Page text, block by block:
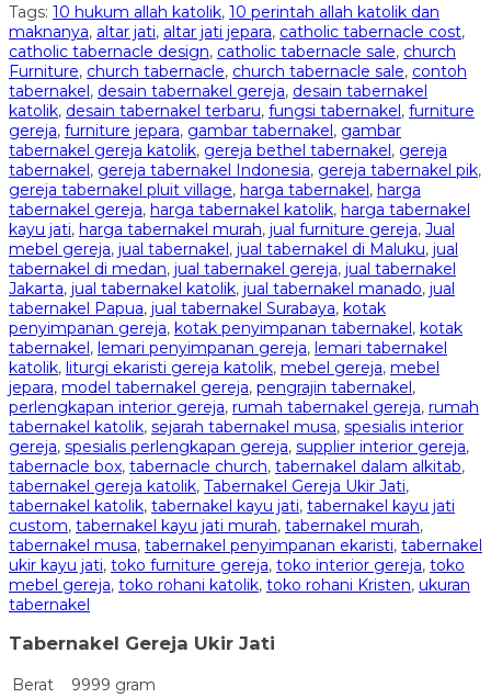
Tags: 10 hukum allah katolik, 10 perintah allah katolik dan
maknanya, altar jati, altar jati jepara, catholic tabernacle cost,
catholic tabernacle design, catholic tabernacle sale, church
Furniture, church tabernacle, church tabernacle sale, contoh
tabernakel, desain tabernakel gereja, desain tabernakel
katolik, desain tabernakel terbaru, fungsi tabernakel, furniture
gereja, furniture jepara, gambar tabernakel, gambar
tabernakel gereja katolik, gereja bethel tabernakel, gereja
tabernakel, gereja tabernakel Indonesia, gereja tabernakel pik,
gereja tabernakel pluit village, harga tabernakel, harga
tabernakel gereja, harga tabernakel katolik, harga tabernakel
kayu jati, harga tabernakel murah, jual furniture gereja, Jual
mebel gereja, jual tabernakel, jual tabernakel di Maluku, jual
tabernakel di medan, jual tabernakel gereja, jual tabernakel
Jakarta, jual tabernakel katolik, jual tabernakel manado, jual
tabernakel Papua, jual tabernakel Surabaya, kotak
penyimpanan gereja, kotak penyimpanan tabernakel, kotak
tabernakel, lemari penyimpanan gereja, lemari tabernakel
katolik, liturgi ekaristi gereja katolik, mebel gereja, mebel
jepara, model tabernakel gereja, pengrajin tabernakel,
perlengkapan interior gereja, rumah tabernakel gereja, rumah
tabernakel katolik, sejarah tabernakel musa, spesialis interior
gereja, spesialis perlengkapan gereja, supplier interior gereja,
tabernacle box, tabernacle church, tabernakel dalam alkitab,
tabernakel gereja katolik, Tabernakel Gereja Ukir Jati,
tabernakel katolik, tabernakel kayu jati, tabernakel kayu jati
custom, tabernakel kayu jati murah, tabernakel murah,
tabernakel musa, tabernakel penyimpanan ekaristi, tabernakel
ukir kayu jati, toko furniture gereja, toko interior gereja, toko
mebel gereja, toko rohani katolik, toko rohani Kristen, ukuran
tabernakel
Tabernakel Gereja Ukir Jati
Berat
9999 gram